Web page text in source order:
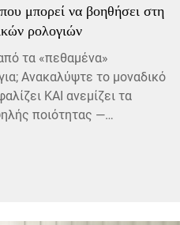
μπορεί να βοηθήσει στη
ρολογιών
τα «πεθαμένα»
Ανακαλύψτε το μοναδικό
ΚΑΙ ανεμίζει τα
ποιότητας —
αθόρυβο και